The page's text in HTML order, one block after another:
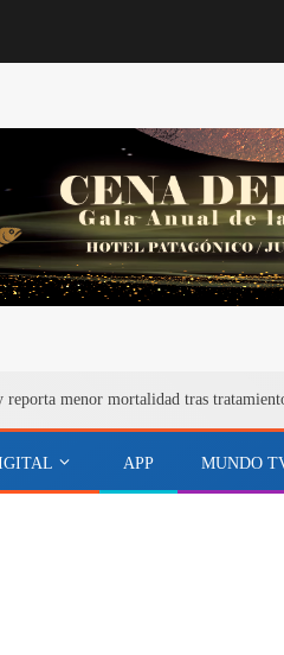
reporta menor mortalidad tras
APP MUNDO